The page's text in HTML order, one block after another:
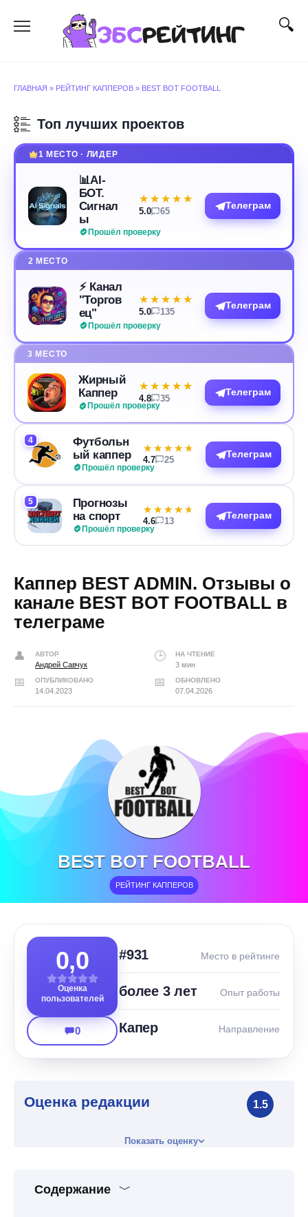
содержанию
ГЛАВНАЯ » РЕЙТИНГ КАППЕРОВ » BEST BOT FOOTBALL
Топ лучших проектов
1 МЕСТО · ЛИДЕР
📊AI-
БОТ.
Сигнал
ы
Прошёл проверку
★★★★★
★★★★★
5.0 65
Телеграм
2 МЕСТО
⚡️ Канал
"Торгов
ец"
Прошёл проверку
★★★★★
★★★★★
5.0 135
Телеграм
3 МЕСТО
Жирный
Каппер
Прошёл проверку
★★★★★
★★★★★
4.8 35
Телеграм
4
Футбольн
ый каппер
Прошёл проверку
★★★★★
★★★★★
4.7 25
Телеграм
5
Прогнозы
на спорт
Прошёл проверку
★★★★★
★★★★★
4.6 13
Телеграм
Каппер BEST ADMIN. Отзывы о
канале BEST BOT FOOTBALL в
телеграме
АВТОР
Андрей Савчук
НА ЧТЕНИЕ
3 мин
ОПУБЛИКОВАНО
14.04.2023
ОБНОВЛЕНО
07.04.2026
BEST BOT FOOTBALL
РЕЙТИНГ КАППЕРОВ
0,0
Оценка
пользователей
0
#931 Место в рейтинге
более 3 лет Опыт работы
Капер Направление
Оценка редакции 1.5
Показать оценку
Содержание